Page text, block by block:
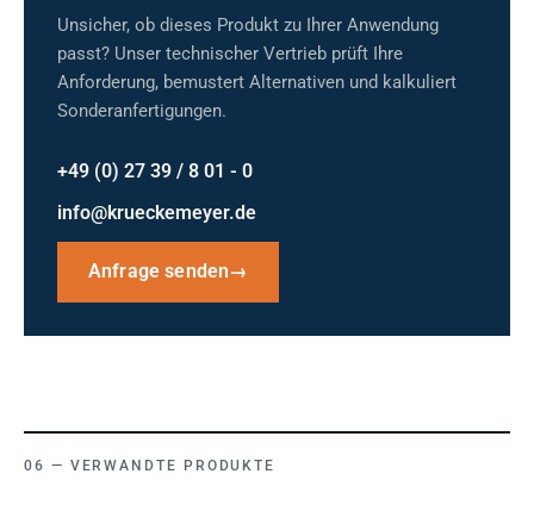
Unsicher, ob dieses Produkt zu Ihrer Anwendung
passt? Unser technischer Vertrieb prüft Ihre
Anforderung, bemustert Alternativen und kalkuliert
Sonderanfertigungen.
+49 (0) 27 39 / 8 01 - 0
info@krueckemeyer.de
Anfrage senden→
VERWANDTE PRODUKTE